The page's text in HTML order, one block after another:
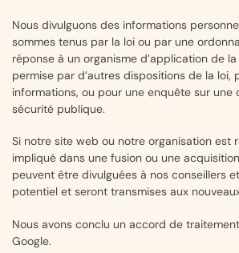
Nous divulguons des informations
sommes tenus par la loi ou par une
réponse à un organisme d’application de
permise par d’autres dispositions de la loi,
informations, ou pour une enquête sur une
sécurité publique.
Si notre site web ou notre organisation est
impliqué dans une fusion ou une
peuvent être divulguées à nos conseillers
potentiel et seront transmises aux
Nous avons conclu un accord de
Google.